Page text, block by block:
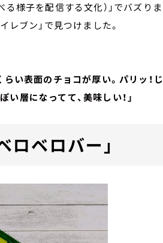
る様子を配信する文化）」でバズりま
レブン」で見つけました。
らい表面のチョコが厚い。パリッ！じ
層になってて、美味しい！」
ロベロバー」